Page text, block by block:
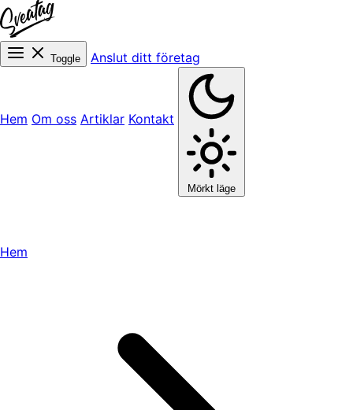
Toggle Anslut ditt företag
Hem Om oss Artiklar Kontakt
Mörkt läge
Hem